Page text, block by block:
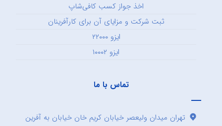
اخذ جواز کسب کافی‌شاپ
ثبت شرکت و مزایای آن برای کارآفرینان
ایزو ۲۲۰۰۰
ایزو ۱۰۰۰۲
تماس با ما
تهران میدان ولیعصر خیابان کریم خان خیابان به آفرین